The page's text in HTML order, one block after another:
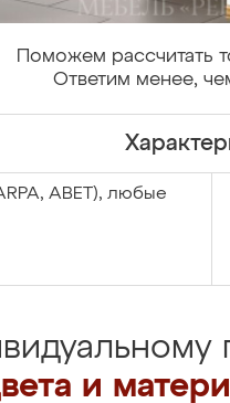
Поможем рассчитать
Ответим менее,
ABET), любые
и